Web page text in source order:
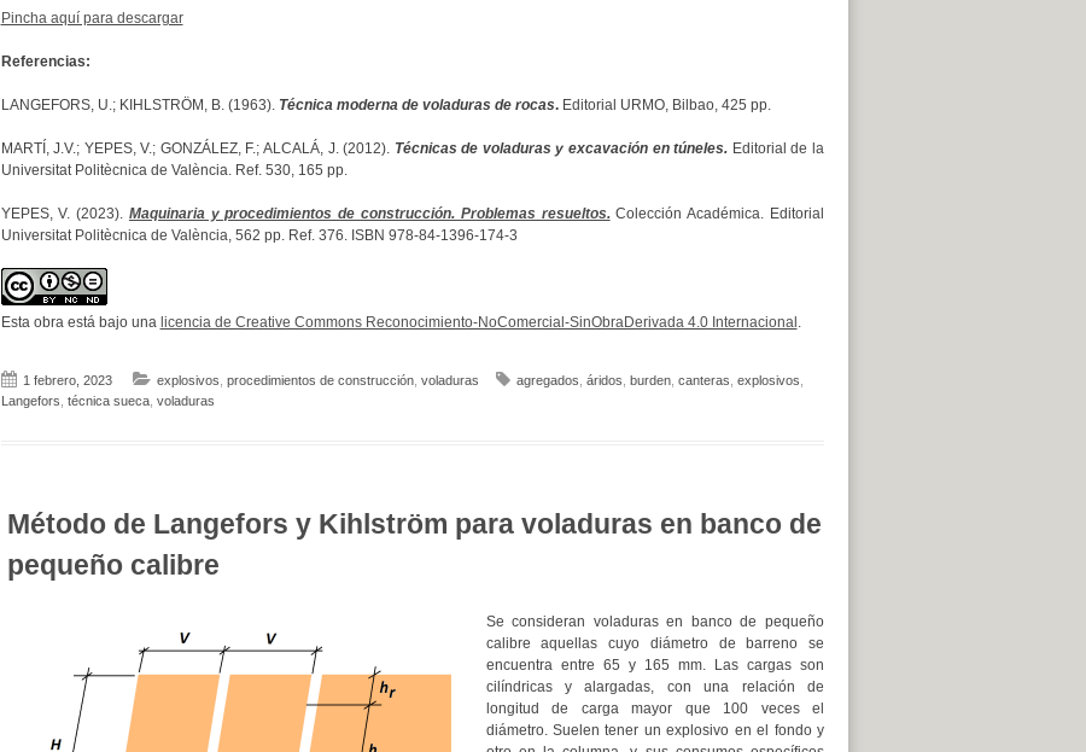
Pincha aquí para descargar
Referencias:
LANGEFORS, U.; KIHLSTRÖM, B. (1963). Técnica moderna de voladuras de rocas.Editorial URMO, Bilbao, 425 pp.
MARTÍ, J.V.; YEPES, V.; GONZÁLEZ, F.; ALCALÁ, J. (2012). Técnicas de voladuras y excavación en túneles. Editorial de la
Universitat Politècnica de València. Ref. 530, 165 pp.
YEPES, V. (2023). Maquinaria y procedimientos de construcción. Problemas resueltos.Colección Académica. Editorial
Universitat Politècnica de València, 562 pp. Ref. 376. ISBN 978-84-1396-174-3
Esta obra está bajo una licencia de Creative Commons Reconocimiento-NoComercial-SinObraDerivada 4.0 Internacional .
1 febrero, 2023 explosivos procedimientos de construcción, voladuras agregados áridos burden, canteras explosivos
Langefors técnica sueca, voladuras
Método de Langefors y Kihlström para voladuras en banco de
pequeño calibre
Se consideran voladuras en banco de pequeño
calibre aquellas cuyo diámetro de barreno se
encuentra entre 65 y 165 mm. Las cargas son
cilíndricas y alargadas, con una relación de
longitud de carga mayor que 100 veces el
diámetro. Suelen tener un explosivo en el fondo y